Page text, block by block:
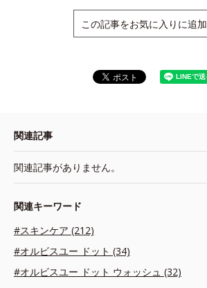
この記事をお気に入りに追加
関連記事
関連記事がありません。
関連キーワード
#スキンケア (212)
#オルビスユー ドット (34)
#オルビスユー ドット ウォッシュ (32)